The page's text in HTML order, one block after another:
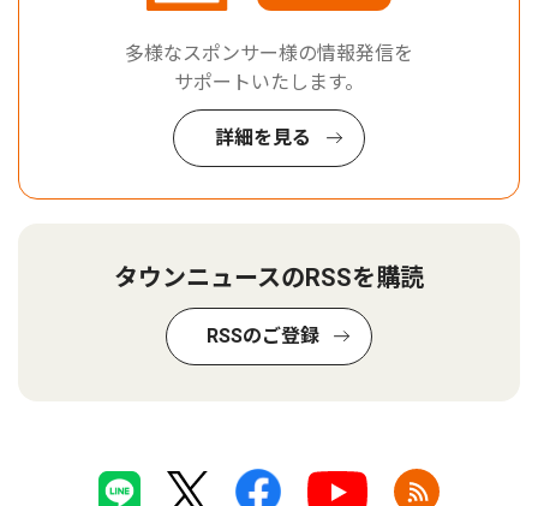
多様なスポンサー様の情報発信を
サポートいたします。
詳細を見る
タウンニュースのRSSを購読
RSSのご登録